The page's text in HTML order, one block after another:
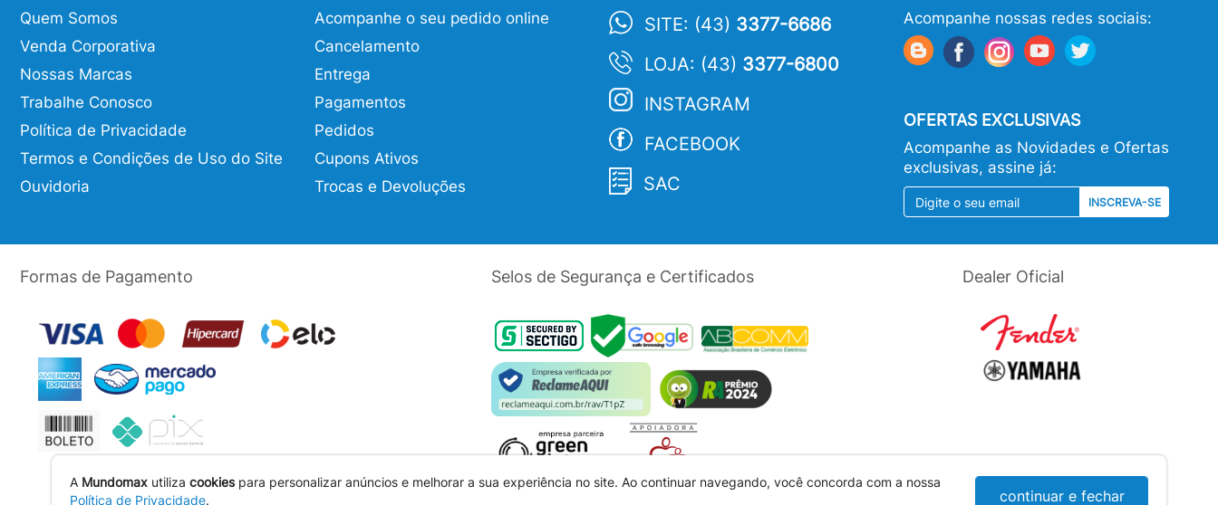
Quem Somos
Venda Corporativa
Nossas Marcas
Trabalhe Conosco
Política de Privacidade
Termos e Condições de Uso do Site
Ouvidoria
Acompanhe o seu pedido online
Cancelamento
Entrega
Pagamentos
Pedidos
Cupons Ativos
Trocas e Devoluções
SITE: (43) 3377-6686
LOJA: (43) 3377-6800
INSTAGRAM
FACEBOOK
SAC
Acompanhe nossas redes sociais:
OFERTAS EXCLUSIVAS
Acompanhe as Novidades e Ofertas
exclusivas, assine já:
INSCREVA-SE
Formas de Pagamento Selos de Segurança e Certificados Dealer Oficial
A Mundomax utiliza cookiespara personalizar anúncios e melhorar a sua experiência no site. Ao continuar navegando, você concorda com a nossa
Política de Privacidade. continuar e fechar